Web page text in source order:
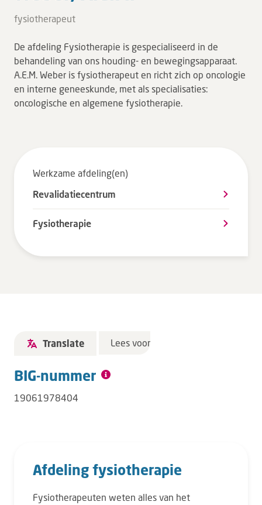
Tarieven en vergoeding
Uw gegevens
Wachttijden
Bezoek
Leren
Over ons
Verwijzers
MijnDZ
fysiotherapeut
De afdeling Fysiotherapie is gespecialiseerd in de
behandeling van ons houding- en bewegingsapparaat.
A.E.M. Weber is fysiotherapeut en richt zich op oncologie
en interne geneeskunde, met als specialisaties:
oncologische en algemene fysiotherapie.
Werkzame afdeling(en)
Revalidatiecentrum
Fysiotherapie
Translate Lees voor
BIG-nummer
19061978404
Afdeling fysiotherapie
Fysiotherapeuten weten alles van het